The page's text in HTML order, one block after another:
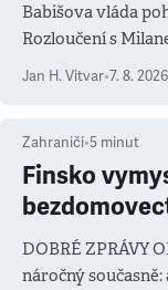
Babišova vláda
Rozloučení s
salvy i kritika
Jan H. Vitvar•7. 8. 2026
Zahraničí•5 minut
Finsko
DOBRÉ ZPRÁVY
náročný